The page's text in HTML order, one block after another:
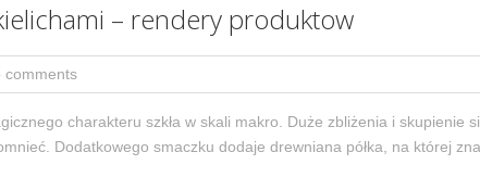
– rendery produktow
comments
charakteru szkła w skali makro. Duże zbliżenia i
Dodatkowego smaczku dodaje drewniana półka, na której